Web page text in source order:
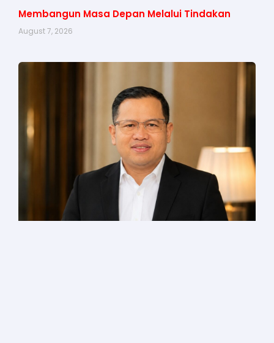
Membangun Masa Depan Melalui Tindakan
August 7, 2026